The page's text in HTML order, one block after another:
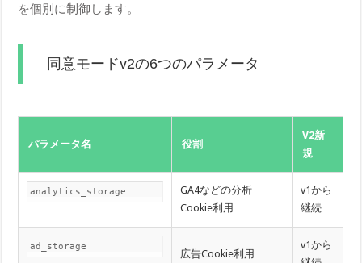
を個別に制御します。
同意モードv2の6つのパラメータ
パラメータ名 役割
V2新
規
analytics_storage
GA4などの分析
Cookie利用
v1から
継続
ad_storage
広告Cookie利用
v1から